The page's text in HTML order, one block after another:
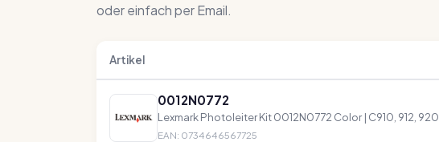
oder einfach per Email.
Artikel
0012N0772
Lexmark Photoleiter Kit 0012N0772 Color | C910, 912, 920
EAN: 0734646567725